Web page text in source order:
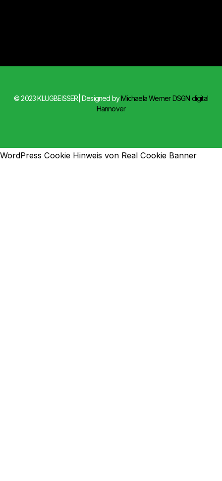
© 2023 KLUGBEISSER| Designed byMichaela Werner DSGN digital
Hannover
WordPress Cookie Hinweis von Real Cookie Banner